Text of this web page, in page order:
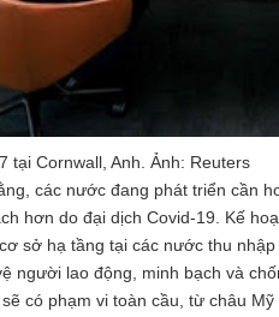
tại Cornwall, Anh. Ảnh: Reuters
các nước đang phát triển cần
hơn do đại dịch Covid-19. Kế
sở hạ tầng tại các nước thu
người lao động, minh bạch và
có phạm vi toàn cầu, từ châu